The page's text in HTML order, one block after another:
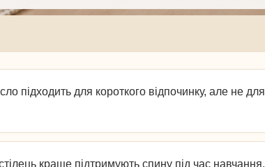
підходить для короткого відпочинку, але не для
краще підтримують спину під час навчання.